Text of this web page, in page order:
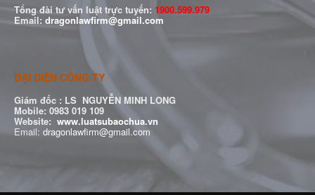
Tổng đài tư vấn luật trực tuyến: 1900.599.979
Email: dragonlawfirm@gmail.com
ĐẠI DIỆN CÔNG TY
Giám đốc : LS NGUYỄN MINH LONG
Mobile: 0983 019 109
Website: www.luatsubaochua.vn
Email: dragonlawfirm@gmail.com